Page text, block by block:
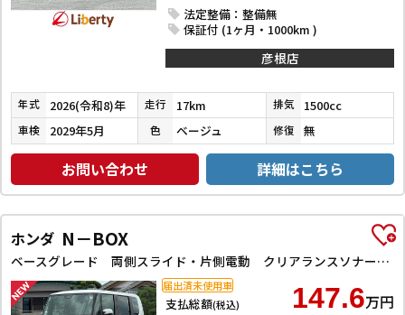
法定整備：整備無
保証付 (1ヶ月・1000km )
彦根店
年式 2026(令和8)年 走行 17km 排気 1500cc
車検 2029年5月 色 ベージュ 修復 無
お問い合わせ 詳細はこちら
ホンダ N－BOX
ベースグレード 両側スライド・片側電動 クリアランスソナー オートクルーズコントロール レーンアシスト オートライト スマートキー アイドリングストップ 電動格納ミラー シートヒーター ベンチシート
支払総額(税込) 147.6万円
届出済未使用車